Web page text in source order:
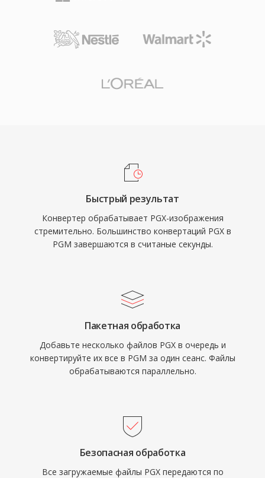
Быстрый результат
Конвертер обрабатывает PGX-изображения
стремительно. Большинство конвертаций PGX в
PGM завершаются в считаные секунды.
Пакетная обработка
Добавьте несколько файлов PGX в очередь и
конвертируйте их все в PGM за один сеанс. Файлы
обрабатываются параллельно.
Безопасная обработка
Все загружаемые файлы PGX передаются по